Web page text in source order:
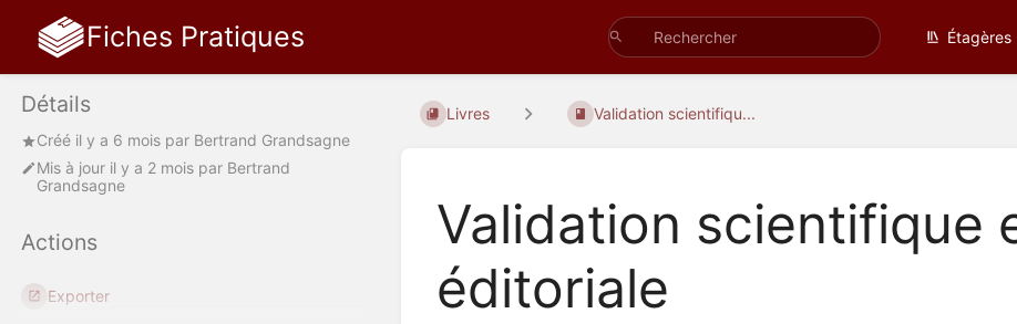
Fiches Pratiques Étagères
Détails
Créé il y a 6 mois par Bertrand Grandsagne
Mis à jour il y a 2 mois par Bertrand
Grandsagne
Actions
Exporter
Livres Validation scientifiqu...
Validation scientifique
éditoriale